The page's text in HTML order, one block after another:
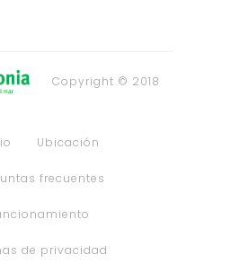
Copyright © 2018
Ubicación
frecuentes
de privacidad